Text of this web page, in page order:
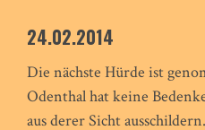
24.02.2014
Die nächste Hürde ist
Odenthal hat keine
aus derer Sicht ausschildern.